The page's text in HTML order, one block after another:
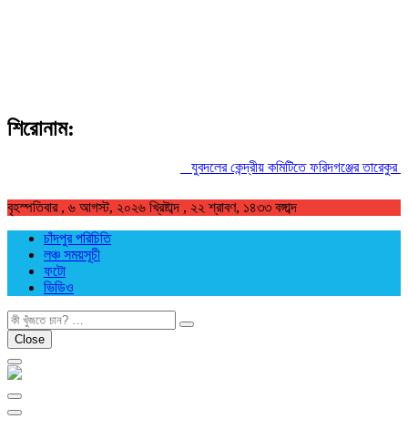
শিরোনাম:
যুবদলের কেন্দ্রীয় কমিটিতে ফরিদগঞ্জের তারেকুর
বৃহস্পতিবার , ৬ আগস্ট, ২০২৬ খ্রিষ্টাব্দ , ২২ শ্রাবণ, ১৪৩৩ বঙ্গাব্দ
চাঁদপুর পরিচিতি
লঞ্চ সময়সূচী
ফটো
ভিডিও
খুজুন
Close